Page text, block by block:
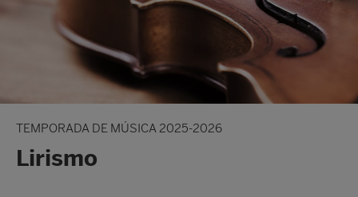
TEMPORADA DE MÚSICA 2025-2026
Lirismo